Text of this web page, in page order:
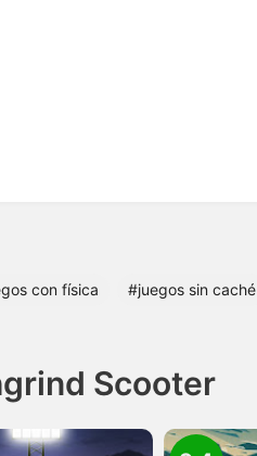
con física #juegos sin caché
Scooter